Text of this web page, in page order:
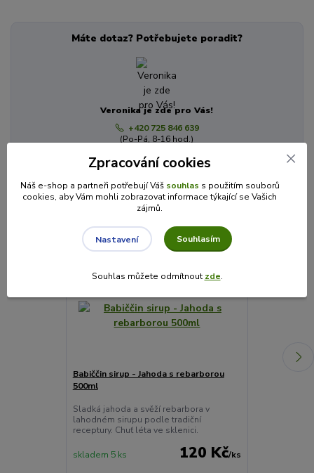
Máte dotaz? Potřebujete poradit?
Veronika je zde pro Vás!
+420 725 846 639
(Po-Pá, 8-16 hod.)
info@cajecokolady.cz
Související zboží
Babiččin sirup - Jahoda s rebarborou
500ml
Sladká jahoda a svěží rebarbora v
lahodném sirupu podle tradiční
receptury. Chuť léta ve sklenici.
120 Kč/ks
skladem 5 ks
Zpracování cookies
Náš e-shop a partneři potřebují Váš souhlas s použitím souborů
cookies, aby Vám mohli zobrazovat informace týkající se Vašich
zájmů.
Nastavení Souhlasím
Souhlas můžete odmítnout zde.